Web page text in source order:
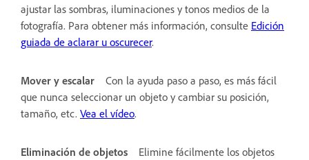
ajustar las sombras, iluminaciones y tonos medios de la
fotografía. Para obtener más información, consulte Edición
guiada de aclarar u oscurecer.
Mover y escalar
Con la ayuda paso a paso, es más fácil
que nunca seleccionar un objeto y cambiar su posición,
tamaño, etc. Vea el vídeo.
Eliminación de objetos
Elimine fácilmente los objetos